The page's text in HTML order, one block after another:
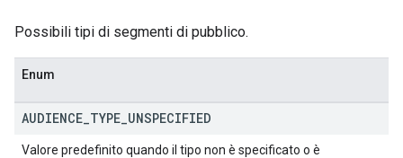
Possibili tipi di segmenti di pubblico.
Enum
AUDIENCE TYPE UNSPECIFIED
Valore predefinito quando il tipo non è specificato o è